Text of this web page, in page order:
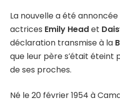
La nouvelle a été annoncée
actrices Emily Headet
déclaration transmise à la
que leur père s’était éteint
de ses proches.
Né le 20 février 1954 à